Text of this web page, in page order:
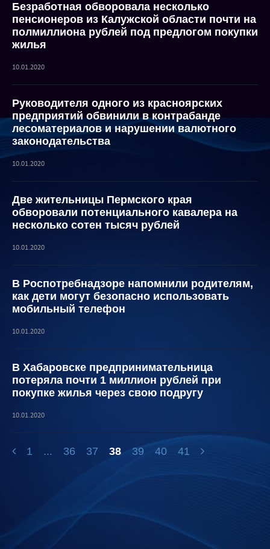
Безработная обворовала несколько
пенсионеров из Калужской области почти на
полмиллиона рублей под предлогом покупки
жилья
10.01.2020
Руководителя одного из красноярских
предприятий обвинили в контрабанде
лесоматериалов и нарушении валютного
законодательства
10.01.2020
Две жительницы Пермского края
обворовали потенциального кавалера на
несколько сотен тысяч рублей
10.01.2020
В Роспотребнадзоре напомнили родителям,
как дети могут безопасно использовать
мобильный телефон
10.01.2020
В Хабаровске предпринимательница
потеряла почти 1 миллион рублей при
покупке жилья через свою подругу
10.01.2020
1 ... 36 37 38 39 40 41